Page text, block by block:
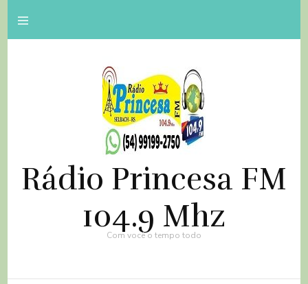
Rádio Princesa FM
104.9 Mhz
Com você o tempo todo